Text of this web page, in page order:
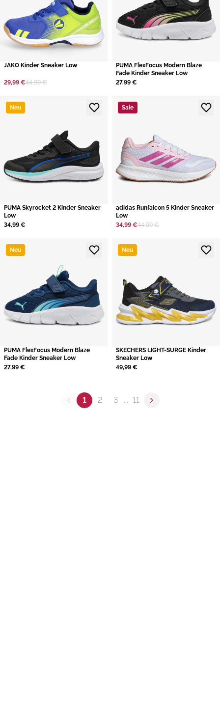
JAKO Kinder Sneaker Low
29,99 €44,99 €
PUMA FlexFocus Modern Blaze
Fade Kinder Sneaker Low
27,99 €
Neu
PUMA Skyrocket 2 Kinder Sneaker
Low
34,99 €
Sale
adidas Runfalcon 5 Kinder Sneaker
Low
34,99 €44,99 €
Neu
PUMA FlexFocus Modern Blaze
Fade Kinder Sneaker Low
27,99 €
Neu
SKECHERS LIGHT-SURGE Kinder
Sneaker Low
49,99 €
Previous page
1 2 3 ... 11 Next page